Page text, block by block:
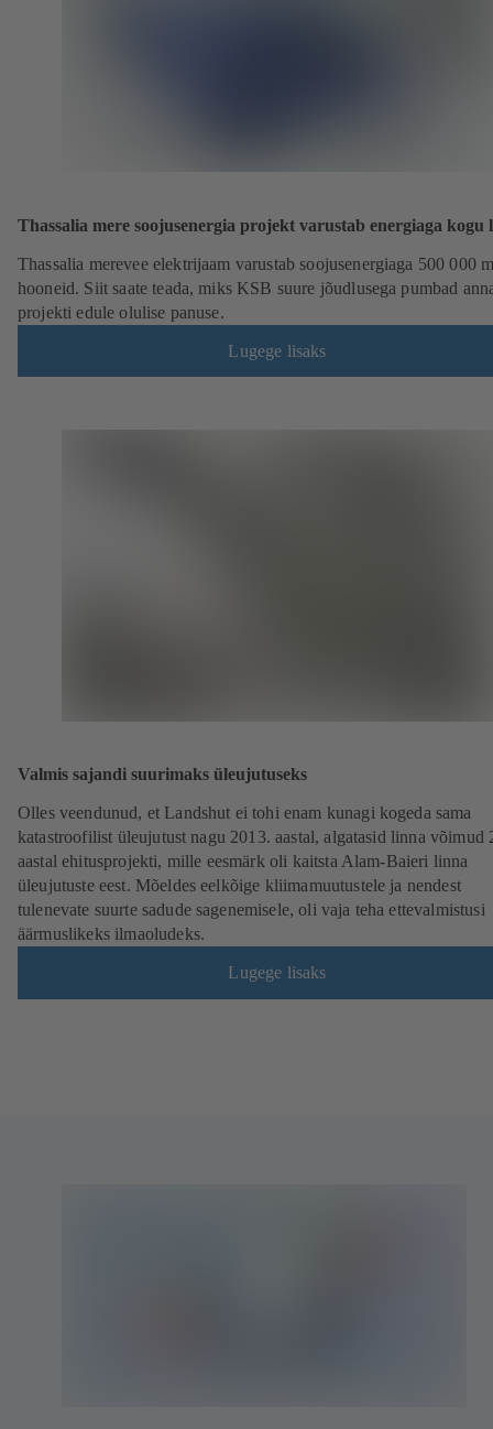
Thassalia mere soojusenergia projekt varustab energiaga kogu
Thassalia merevee elektrijaam varustab soojusenergiaga 500 000
hooneid. Siit saate teada, miks KSB suure jõudlusega pumbad
projekti edule olulise panuse.
Lugege lisaks
Valmis sajandi suurimaks üleujutuseks
Olles veendunud, et Landshut ei tohi enam kunagi kogeda sama
katastroofilist üleujutust nagu 2013. aastal, algatasid linna võimud
aastal ehitusprojekti, mille eesmärk oli kaitsta Alam-Baieri linna
üleujutuste eest. Mõeldes eelkõige kliimamuutustele ja nendest
tulenevate suurte sadude sagenemisele, oli vaja teha ettevalmistusi
äärmuslikeks ilmaoludeks.
Lugege lisaks